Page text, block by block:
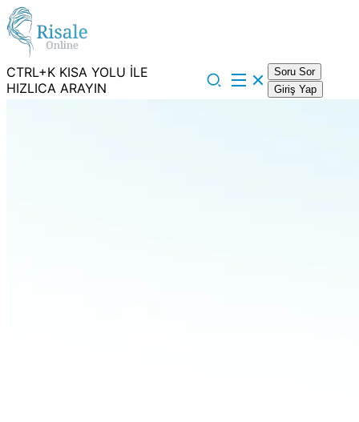
CTRL+K KISA YOLU İLE
HIZLICA ARAYIN
Soru Sor
Giriş Yap